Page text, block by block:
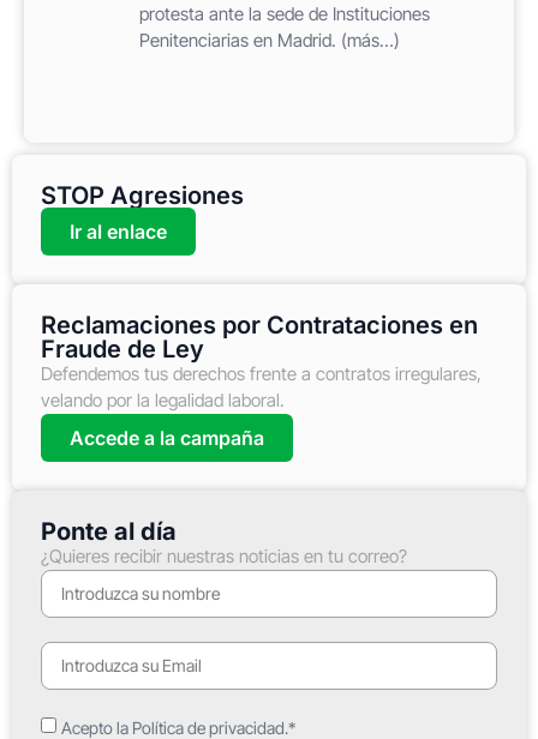
protesta ante la sede de Instituciones
Penitenciarias en Madrid. (más…)
STOP Agresiones
Ir al enlace
Reclamaciones por Contrataciones en
Fraude de Ley
Defendemos tus derechos frente a contratos irregulares,
velando por la legalidad laboral.
Accede a la campaña
Ponte al día
¿Quieres recibir nuestras noticias en tu correo?
Acepto la Política de privacidad.*